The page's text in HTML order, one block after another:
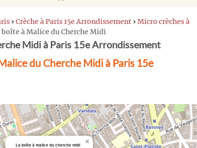
› Crèche à Paris 15e Arrondissement › Micro crèches à
boîte à Malice du Cherche Midi
Midi à Paris 15e Arrondissement
du Cherche Midi à Paris 15e
La boîte à malice du cherche midi ×